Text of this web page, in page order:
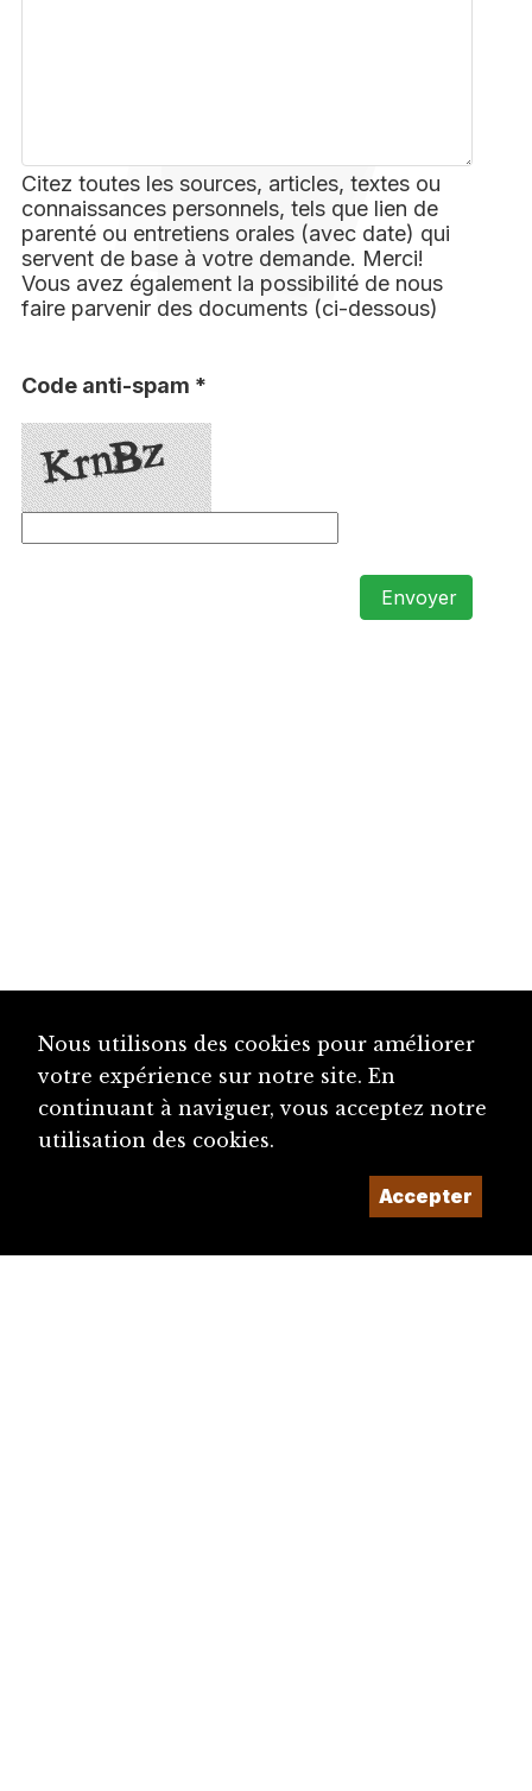
Citez toutes les sources, articles, textes ou
connaissances personnels, tels que lien de
parenté ou entretiens orales (avec date) qui
servent de base à votre demande. Merci!
Vous avez également la possibilité de nous
faire parvenir des documents (ci-dessous)
Code anti-spam *
Envoyer
Nous utilisons des cookies pour améliorer
votre expérience sur notre site. En
continuant à naviguer, vous acceptez notre
utilisation des cookies.
Accepter